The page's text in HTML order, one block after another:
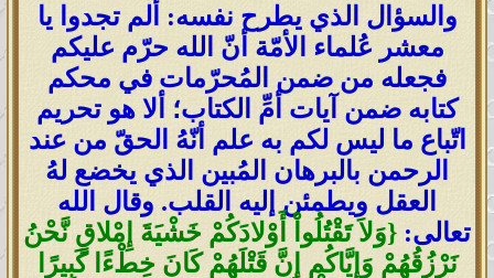
والسؤال الذي يطرح نفسه: ألم تجدوا يا
معشر عُلماء الأمّة أنّ الله حرّم عليكم
فجعله من ضمن المُحرّمات في محكم
كتابه ضمن آيات أمِّ الكتاب؛ ألا هو تحريم
اتّباع ما ليس لكم به علم أنّهُ الحقّ من عند
الرحمن بالبرهان المُبين الذي يخضع لهُ
العقل ويطمئن إليه القلب. وقال الله
تعالى: {وَلاَ تَقْتُلُواْ أَوْلادَكُمْ خَشْيَةَ إِمْلاقٍ نَّحْنُ
نَرْزُقُهُمْ وَإِيَّاكُم إنَّ قَتْلَهُمْ كَانَ خِطْءًا كَبِيرًا